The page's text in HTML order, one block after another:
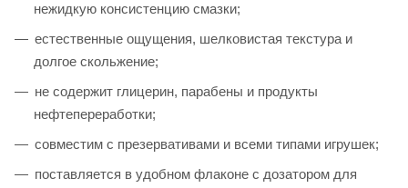
нежидкую консистенцию смазки;
естественные ощущения, шелковистая текстура и
долгое скольжение;
не содержит глицерин, парабены и продукты
нефтепереработки;
совместим с презервативами и всеми типами игрушек;
поставляется в удобном флаконе с дозатором для